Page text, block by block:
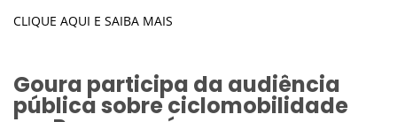
CLIQUE AQUI E SAIBA MAIS
Goura participa da audiência
pública sobre ciclomobilidade